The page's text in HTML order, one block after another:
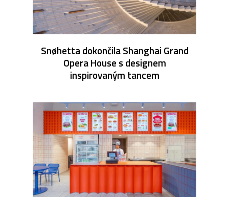
Snøhetta dokončila Shanghai Grand
Opera House s designem
inspirovaným tancem